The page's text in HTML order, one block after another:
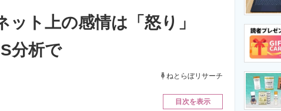
製造業のIT導入・活用を支援
エネルギーの専門メディア
ット上の感情は「怒り」
分析で
ねとらぼリサーチ
目次を表示